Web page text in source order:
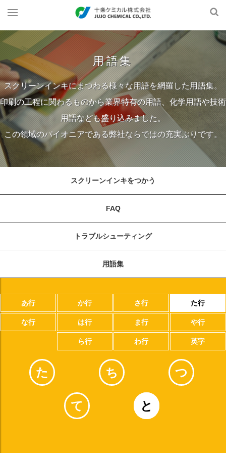
用語集
スクリーンインキにまつわる様々な用語を網羅した用語集。
印刷の工程に関わるものから業界特有の用語、化学用語や技術
用語なども盛り込みました。
この領域のパイオニアである弊社ならではの充実ぶりです。
スクリーンインキをつかう
FAQ
トラブルシューティング
用語集
あ行 か行 さ行 た行
な行 は行 ま行 や行
ら行 わ行 英字
た ち つ
て と